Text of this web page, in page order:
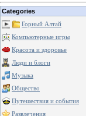
Categories
Горный Алтай
Компьютерные игры
Красота и здоровье
Люди и блоги
Музыка
Общество
Путешествия и события
Развлечения